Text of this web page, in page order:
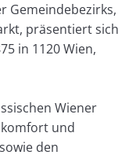
Gemeindebezirks,
präsentiert sich
in 1120 Wien,
Wiener
und
den